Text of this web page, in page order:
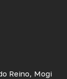
Reino, Mogi